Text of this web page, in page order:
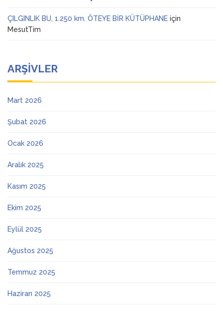
ÇILGINLIK BU, 1.250 km. ÖTEYE BİR KÜTÜPHANE için
MesutTim
ARŞIVLER
Mart 2026
Şubat 2026
Ocak 2026
Aralık 2025
Kasım 2025
Ekim 2025
Eylül 2025
Ağustos 2025
Temmuz 2025
Haziran 2025